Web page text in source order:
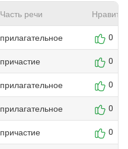
Часть речи Нравится
прилагательное 0
причастие 0
прилагательное 0
прилагательное 0
причастие 0